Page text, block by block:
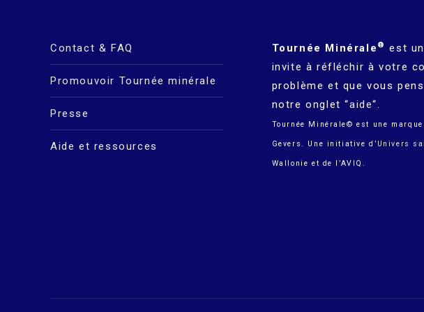
Contact & FAQ
Promouvoir Tournée minérale
Presse
Aide et ressources
Tournée Minérale ®
est
invite à réfléchir à votre
problème et que vous
notre onglet “aide“.
Tournée Minérale© est une
Gevers. Une initiative d’ Univers
Wallonie et de l’AVIQ.